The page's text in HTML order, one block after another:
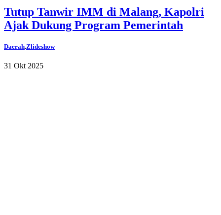
Tutup Tanwir IMM di Malang, Kapolri
Ajak Dukung Program Pemerintah
Daerah.Zlideshow
31 Okt 2025